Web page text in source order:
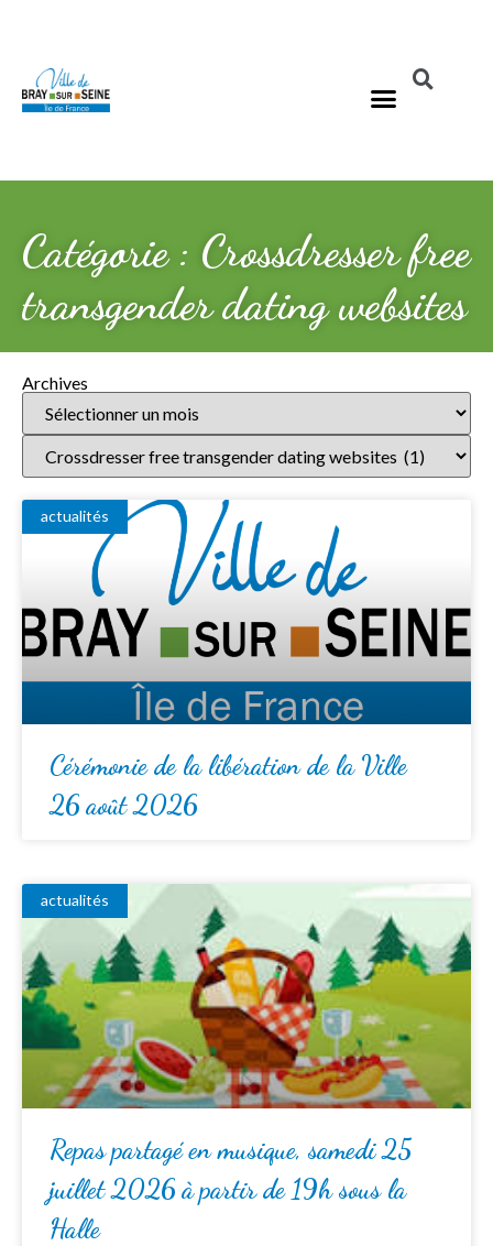
Catégorie : Crossdresser free
transgender dating websites
Archives
actualités
Cérémonie de la libération de la Ville
26 août 2026
actualités
Repas partagé en musique, samedi 25
juillet 2026 à partir de 19h sous la
Halle